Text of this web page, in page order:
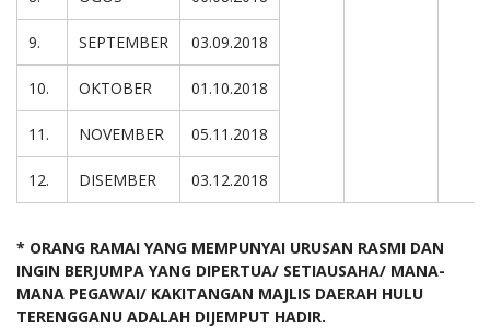
9. SEPTEMBER 03.09.2018
10. OKTOBER 01.10.2018
11. NOVEMBER 05.11.2018
12. DISEMBER 03.12.2018
* ORANG RAMAI YANG MEMPUNYAI URUSAN RASMI DAN
INGIN BERJUMPA YANG DIPERTUA/ SETIAUSAHA/ MANA-
MANA PEGAWAI/ KAKITANGAN MAJLIS DAERAH HULU
TERENGGANU ADALAH DIJEMPUT HADIR.